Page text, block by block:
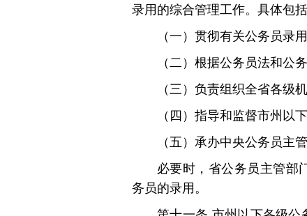
录用的综合管理工作。具体包括
（一）贯彻有关公务员录
（二）根据公务员法和公
（三）负责组织全省各级
（四）指导和监督市州以
（五）承办中央公务员主
必要时，省公务员主管部
务员的录用。